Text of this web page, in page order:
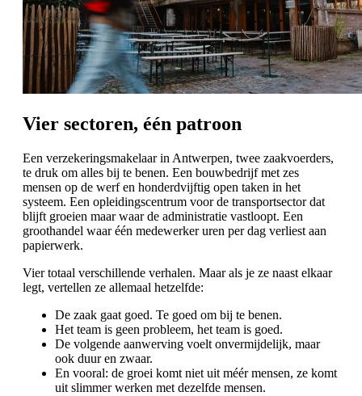
Vier sectoren, één patroon
Een verzekeringsmakelaar in Antwerpen, twee zaakvoerders,
te druk om alles bij te benen. Een bouwbedrijf met zes
mensen op de werf en honderdvijftig open taken in het
systeem. Een opleidingscentrum voor de transportsector dat
blijft groeien maar waar de administratie vastloopt. Een
groothandel waar één medewerker uren per dag verliest aan
papierwerk.
Vier totaal verschillende verhalen. Maar als je ze naast elkaar
legt, vertellen ze allemaal hetzelfde:
De zaak gaat goed. Te goed om bij te benen.
Het team is geen probleem, het team is goed.
De volgende aanwerving voelt onvermijdelijk, maar
ook duur en zwaar.
En vooral: de groei komt niet uit méér mensen, ze komt
uit slimmer werken met dezelfde mensen.